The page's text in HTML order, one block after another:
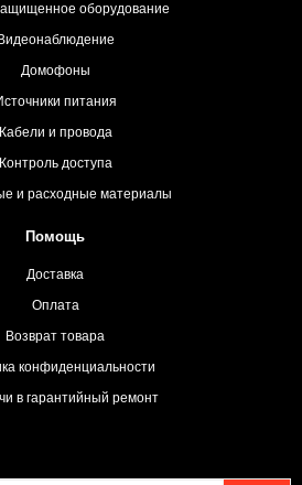
оборудование
Домофоны
питания
Кабели и провода
Контроль доступа
и расходные материалы
Помощь
Доставка
Оплата
Возврат товара
конфиденциальности
в гарантийный ремонт